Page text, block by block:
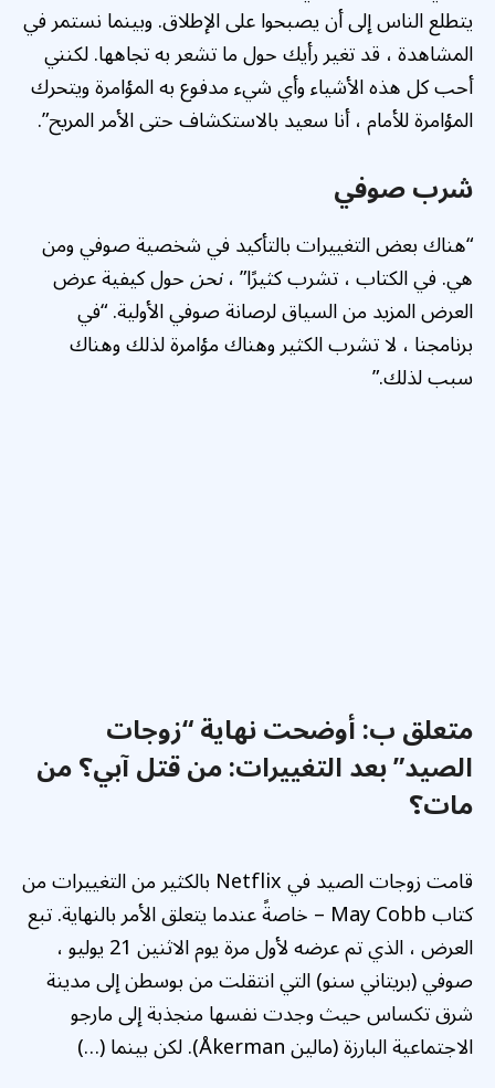
يتطلع الناس إلى أن يصبحوا على الإطلاق. وبينما نستمر في
المشاهدة ، قد تغير رأيك حول ما تشعر به تجاهها. لكنني
أحب كل هذه الأشياء وأي شيء مدفوع به المؤامرة ويتحرك
المؤامرة للأمام ، أنا سعيد بالاستكشاف حتى الأمر المريح”.
شرب صوفي
“هناك بعض التغييرات بالتأكيد في شخصية صوفي ومن
هي. في الكتاب ، تشرب كثيرًا” ،نحنحول كيفية عرض
العرض المزيد من السياق لرصانة صوفي الأولية. “في
برنامجنا ، لا تشرب الكثير وهناك مؤامرة لذلك وهناك
سبب لذلك.”
متعلق ب:أوضحت نهاية “زوجات
الصيد” بعد التغييرات: من قتل آبي؟ من
مات؟
قامت زوجات الصيد في Netflix بالكثير من التغييرات من
كتاب May Cobb – خاصةً عندما يتعلق الأمر بالنهاية. تبع
العرض ، الذي تم عرضه لأول مرة يوم الاثنين 21 يوليو ،
صوفي (بريتاني سنو) التي انتقلت من بوسطن إلى مدينة
شرق تكساس حيث وجدت نفسها منجذبة إلى مارجو
الاجتماعية البارزة (مالين Åkerman). لكن بينما (…)